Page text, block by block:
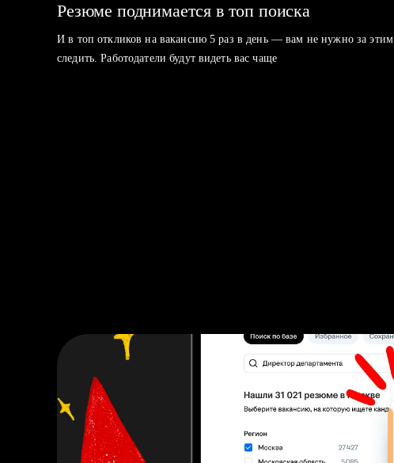
Резюме поднимается в топ поиска
И в топ откликов на вакансию 5 раз в день — вам не нужно за этим
следить. Работодатели будут видеть вас чаще